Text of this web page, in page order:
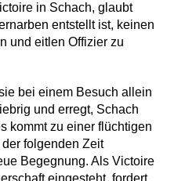
in Schach, glaubt
entstellt ist, keinen
und eitlen Offizier zu
bei einem Besuch allein
und erregt, Schach
kommt zu einer flüchtigen
folgenden Zeit
Begegnung. Als Victoire
eingesteht, fordert